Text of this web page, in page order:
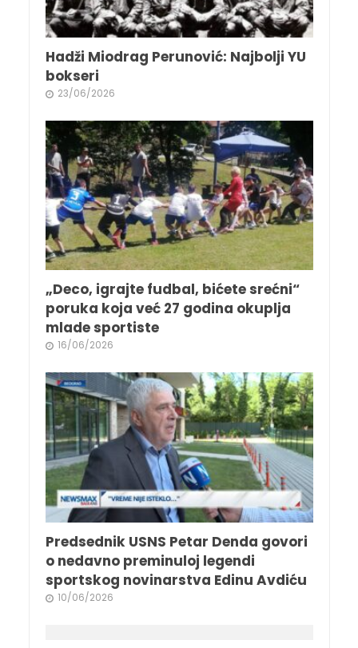
Hadži Miodrag Perunović: Najbolji YU
bokseri
23/06/2026
„Deco, igrajte fudbal, bićete srećni“
poruka koja već 27 godina okuplja
mlade sportiste
16/06/2026
Predsednik USNS Petar Denda govori
o nedavno preminuloj legendi
sportskog novinarstva Edinu Avdiću
10/06/2026